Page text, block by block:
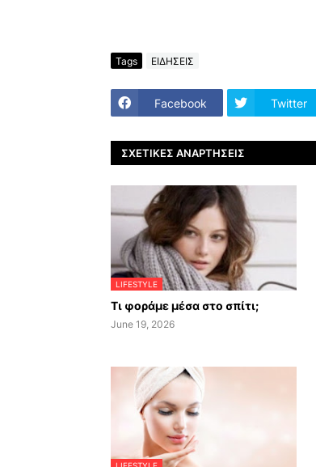
Tags ΕΙΔΗΣΕΙΣ
Facebook Twitter
ΣΧΕΤΙΚΈΣ ΑΝΑΡΤΉΣΕΙΣ
LIFESTYLE
Τι φοράμε μέσα στο σπίτι;
June 19, 2026